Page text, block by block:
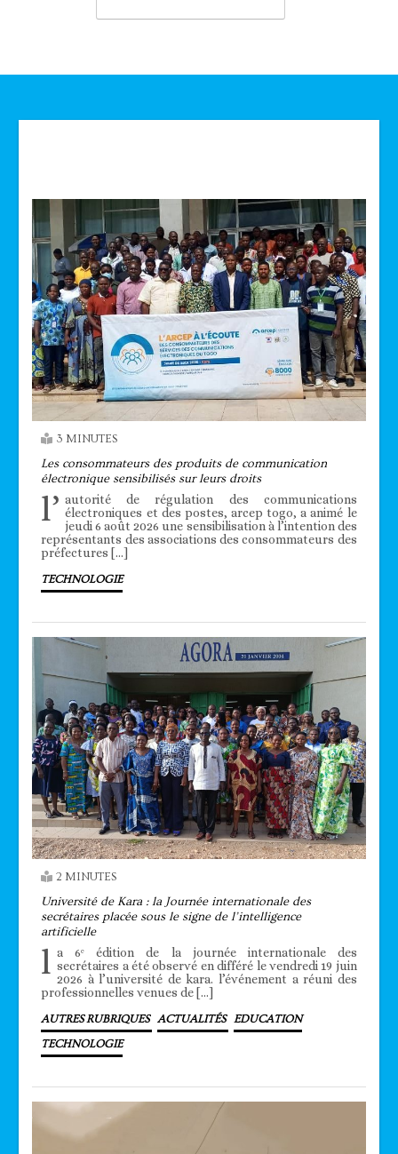
3 MINUTES
Les consommateurs des produits de communication
électronique sensibilisés sur leurs droits
l’ autorité de régulation des communications
électroniques et des postes, arcep togo, a animé le
jeudi 6 août 2026 une sensibilisation à l’intention des
représentants des associations des consommateurs des
préfectures […]
TECHNOLOGIE
2 MINUTES
Université de Kara : la Journée internationale des
secrétaires placée sous le signe de l’intelligence
artificielle
l a 6ᵉ édition de la journée internationale des
secrétaires a été observé en différé le vendredi 19 juin
2026 à l’université de kara. l’événement a réuni des
professionnelles venues de […]
AUTRES RUBRIQUES ACTUALITÉS EDUCATION
TECHNOLOGIE